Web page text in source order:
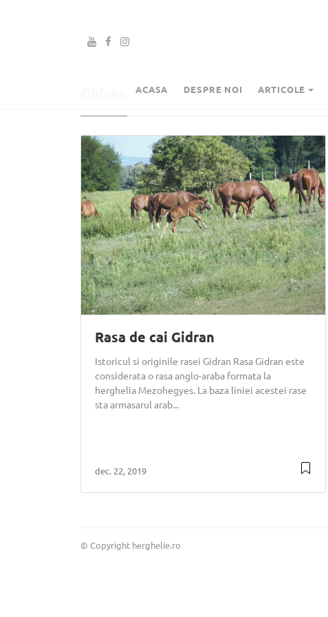
ACASA DESPRE NOI ARTICOLE
Rasa de cai Gidran
Istoricul si originile rasei Gidran Rasa Gidran este
considerata o rasa anglo-araba formata la
herghelia Mezohegyes. La baza liniei acestei rase
sta armasarul arab...
dec. 22, 2019
© Copyright herghelie.ro